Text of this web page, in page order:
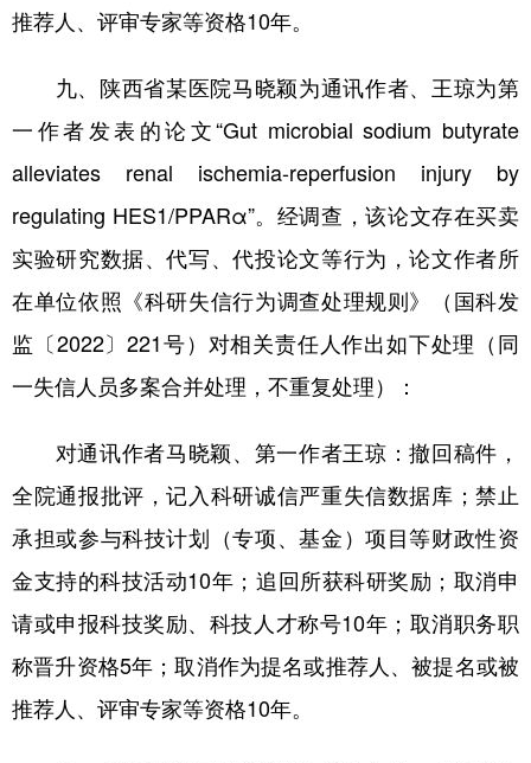
推荐人、评审专家等资格10年。
九、陕西省某医院马晓颖为通讯作者、王琼为第
一作者发表的论文“Gut microbial sodium butyrate
alleviates renal ischemia-reperfusion injury by
regulating HES1/PPARα”。经调查，该论文存在买卖
实验研究数据、代写、代投论文等行为，论文作者所
在单位依照《科研失信行为调查处理规则》（国科发
监〔2022〕221号）对相关责任人作出如下处理（同
一失信人员多案合并处理，不重复处理）：
对通讯作者马晓颖、第一作者王琼：撤回稿件，
全院通报批评，记入科研诚信严重失信数据库；禁止
承担或参与科技计划（专项、基金）项目等财政性资
金支持的科技活动10年；追回所获科研奖励；取消申
请或申报科技奖励、科技人才称号10年；取消职务职
称晋升资格5年；取消作为提名或推荐人、被提名或被
推荐人、评审专家等资格10年。